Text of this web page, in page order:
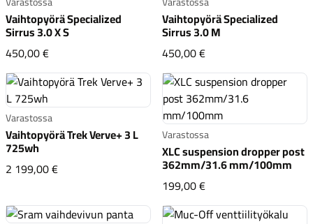
Vaihtopyörä Specialized
Sirrus 3.0 X S
450,00 €Vaihtopyörä Specialized Sirrus 3.0 X S
Vaihtopyörä Specialized
Sirrus 3.0 M
450,00 €Vaihtopyörä
Varastossa
Vaihtopyörä Trek Verve+ 3 L
725wh
2 199,00 €Vaihtopyörä Trek Verve+ 3 L 725wh
Varastossa
XLC suspension dropper post
362mm/31.6 mm/100mm
199,00 €XLC suspension